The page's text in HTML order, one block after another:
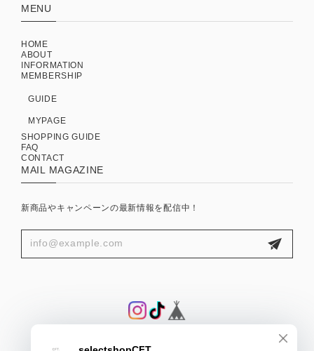
MENU
HOME
ABOUT
INFORMATION
MEMBERSHIP
GUIDE
MYPAGE
SHOPPING GUIDE
FAQ
CONTACT
MAIL MAGAZINE
新商品やキャンペーンの最新情報を配信中！